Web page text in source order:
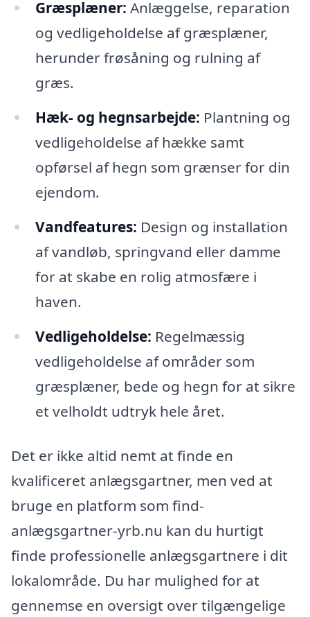
Græsplæner: Anlæggelse, reparation
og vedligeholdelse af græsplæner,
herunder frøsåning og rulning af
græs.
Hæk- og hegnsarbejde: Plantning og
vedligeholdelse af hække samt
opførsel af hegn som grænser for din
ejendom.
Vandfeatures: Design og installation
af vandløb, springvand eller damme
for at skabe en rolig atmosfære i
haven.
Vedligeholdelse: Regelmæssig
vedligeholdelse af områder som
græsplæner, bede og hegn for at sikre
et velholdt udtryk hele året.
Det er ikke altid nemt at finde en
kvalificeret anlægsgartner, men ved at
bruge en platform som find-
anlægsgartner-yrb.nu kan du hurtigt
finde professionelle anlægsgartnere i dit
lokalområde. Du har mulighed for at
gennemse en oversigt over tilgængelige